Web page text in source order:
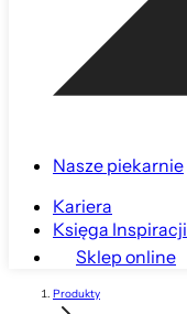
Nasze piekarnie
Kariera
Księga Inspiracji
Sklep online
Produkty